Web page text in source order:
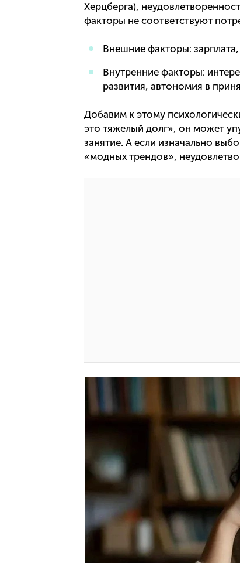
Херцберга),
факторы не соответствуют
Внешние факторы: зарплата,
Внутренние факторы:
развития, автономия в
Добавим к этому
это тяжелый долг», он может
занятие. А если изначально
«модных трендов»,